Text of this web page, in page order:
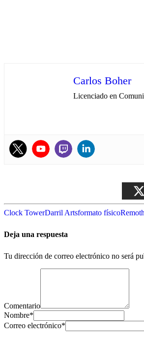
Carlos Boher
Licenciado en
Clock TowerDarril Artsformato físico
Deja una respuesta
Tu dirección de correo electrónico no será
Comentario
Nombre*
Correo electrónico*